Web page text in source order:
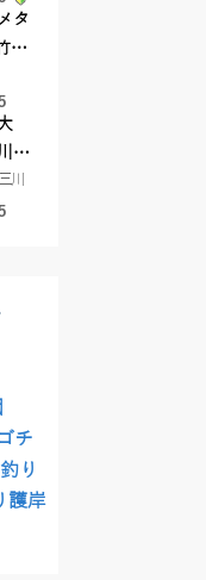
タ
宝
！
た
で
シ
川
チ
り
護岸